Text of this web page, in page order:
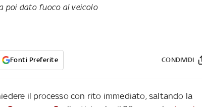
poi dato fuoco al veicolo
Fonti Preferite CONDIVIDI
il processo con rito immediato, saltando la